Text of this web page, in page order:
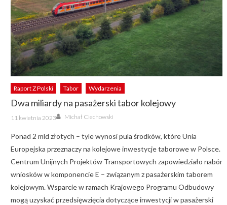
Raport Z Polski Tabor Wydarzenia
Dwa miliardy na pasażerski tabor kolejowy
Posted
on
11 kwietnia 2023 Author
Michał Ciechowski
Ponad 2 mld złotych – tyle wynosi pula środków, które Unia
Europejska przeznaczy na kolejowe inwestycje taborowe w Polsce.
Centrum Unijnych Projektów Transportowych zapowiedziało nabór
wniosków w komponencie E – związanym z pasażerskim taborem
kolejowym. Wsparcie w ramach Krajowego Programu Odbudowy
mogą uzyskać przedsięwzięcia dotyczące inwestycji w pasażerski